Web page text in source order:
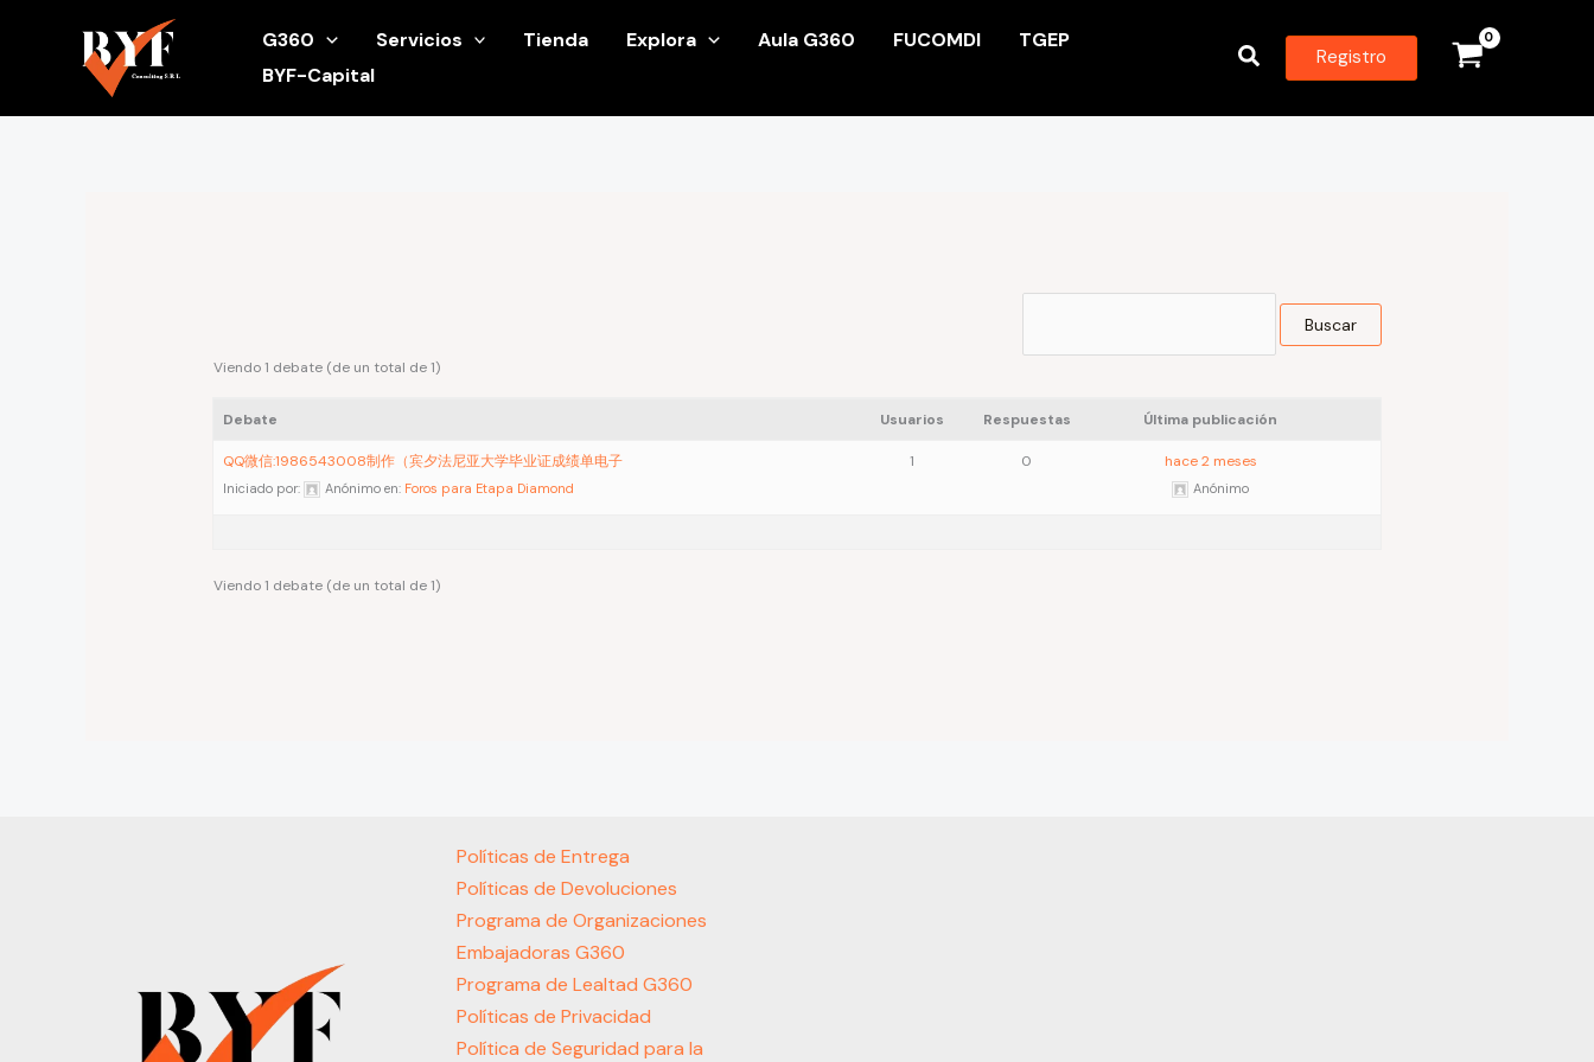
G360 Servicios Tienda Explora Aula G360 FUCOMDI
TGEP
BYF-Capital
Buscar Registro
Viendo 1 debate (de un total de 1)
Debate Usuarios Respuestas Última publicación
QQ微信:1986543008制作（宾夕法尼亚大学毕业证成绩单电子
Iniciado por: Anónimo en: Foros para Etapa Diamond
1 0 hace 2 meses
Anónimo
Viendo 1 debate (de un total de 1)
Políticas de Entrega
Políticas de Devoluciones
Programa de Organizaciones
Embajadoras G360
Programa de Lealtad G360
Políticas de Privacidad
Política de Seguridad para la